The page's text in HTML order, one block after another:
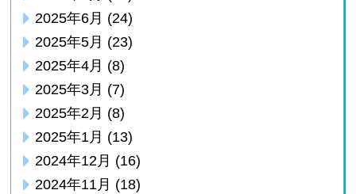
2025年6月 (24)
2025年5月 (23)
2025年4月 (8)
2025年3月 (7)
2025年2月 (8)
2025年1月 (13)
2024年12月 (16)
2024年11月 (18)